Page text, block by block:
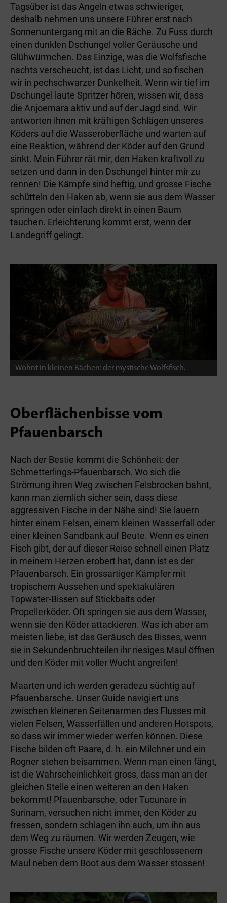
Tagsüber ist das Angeln etwas schwieriger,
deshalb nehmen uns unsere Führer erst nach
Sonnenuntergang mit an die Bäche. Zu Fuss durch
einen dunklen Dschungel voller Geräusche und
Glühwürmchen. Das Einzige, was die Wolfsfische
nachts verscheucht, ist das Licht, und so fischen
wir in pechschwarzer Dunkelheit. Wenn wir tief im
Dschungel laute Spritzer hören, wissen wir, dass
die Anjoemara aktiv und auf der Jagd sind. Wir
antworten ihnen mit kräftigen Schlägen unseres
Köders auf die Wasseroberfläche und warten auf
eine Reaktion, während der Köder auf den Grund
sinkt. Mein Führer rät mir, den Haken kraftvoll zu
setzen und dann in den Dschungel hinter mir zu
rennen! Die Kämpfe sind heftig, und grosse Fische
schütteln den Haken ab, wenn sie aus dem Wasser
springen oder einfach direkt in einen Baum
tauchen. Erleichterung kommt erst, wenn der
Landegriff gelingt.
Wohnt in kleinen Bächen: der mystische Wolfsfisch.
Oberflächenbisse vom
Pfauenbarsch
Nach der Bestie kommt die Schönheit: der
Schmetterlings-Pfauenbarsch. Wo sich die
Strömung ihren Weg zwischen Felsbrocken bahnt,
kann man ziemlich sicher sein, dass diese
aggressiven Fische in der Nähe sind! Sie lauern
hinter einem Felsen, einem kleinen Wasserfall oder
einer kleinen Sandbank auf Beute. Wenn es einen
Fisch gibt, der auf dieser Reise schnell einen Platz
in meinem Herzen erobert hat, dann ist es der
Pfauenbarsch. Ein grossartiger Kämpfer mit
tropischem Aussehen und spektakulären
Topwater-Bissen auf Stickbaits oder
Propellerköder. Oft springen sie aus dem Wasser,
wenn sie den Köder attackieren. Was ich aber am
meisten liebe, ist das Geräusch des Bisses, wenn
sie in Sekundenbruchteilen ihr riesiges Maul öffnen
und den Köder mit voller Wucht angreifen!
Maarten und ich werden geradezu süchtig auf
Pfauenbarsche. Unser Guide navigiert uns
zwischen kleineren Seitenarmen des Flusses mit
vielen Felsen, Wasserfällen und anderen Hotspots,
so dass wir immer wieder werfen können. Diese
Fische bilden oft Paare, d. h. ein Milchner und ein
Rogner stehen beisammen. Wenn man einen fängt,
ist die Wahrscheinlichkeit gross, dass man an der
gleichen Stelle einen weiteren an den Haken
bekommt! Pfauenbarsche, oder Tucunare in
Surinam, versuchen nicht immer, den Köder zu
fressen, sondern schlagen ihn auch, um ihn aus
dem Weg zu räumen. Wir werden Zeugen, wie
grosse Fische unsere Köder mit geschlossenem
Maul neben dem Boot aus dem Wasser stossen!